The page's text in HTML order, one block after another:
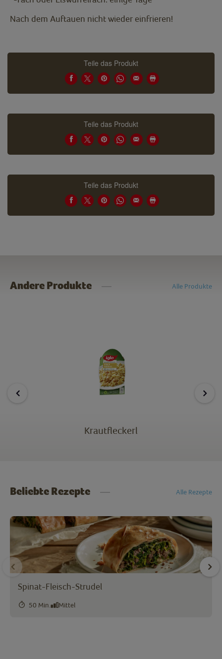
Nach dem Auftauen nicht wieder einfrieren!
Teile das Produkt
Teile das Produkt
Teile das Produkt
Andere Produkte Alle Produkte
Krautfleckerl
Beliebte Rezepte Alle Rezepte
Spinat-Fleisch-Strudel
50 Min. Mittel